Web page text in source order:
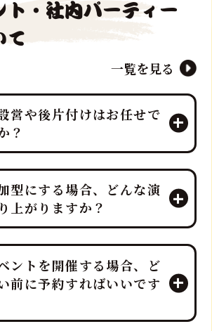
ト・社内パーティー
て
一覧を見る
営や後片付けはお任せで
？
べて「鮪達人」にお任せくだ
事様や会場スタッフ様のお手
限に抑え、イベントに集中し
ける万全のサポート体制で臨
ベルのおもてなしをコンセプ
おり、企画・演出だけでな
から撤収まで全てを対応させ
きます。
型にする場合、どんな演
上がりますか？
と、効果的なBGM・音響で
あるエンタメショーとなり、
40キロ以上の「マグロ解体シ
新鮮な部位の「最高の食体
ートなどを通じて、会場の話
ントを開催する場合、ど
前に予約すればいいです